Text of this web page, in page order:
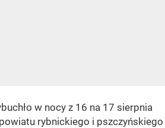
w nocy z 16 na 17 sierpnia
rybnickiego i pszczyńskiego